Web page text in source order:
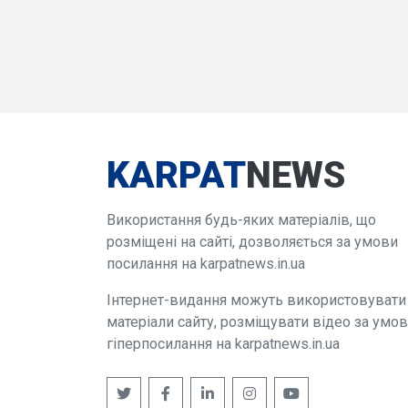
KARPATNEWS
Використання будь-яких матеріалів, що
розміщені на сайті, дозволяється за умови
посилання на karpatnews.in.ua
Інтернет-видання можуть використовувати
матеріали сайту, розміщувати відео за
гіперпосилання на karpatnews.in.ua